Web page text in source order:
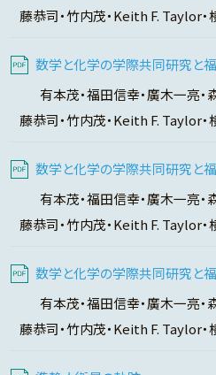
藤恭司・竹内茂・Keith F.
数学と化学の学際共同研究と
有本茂・福田信幸・廣木一亮・
藤恭司・竹内茂・Keith F.
数学と化学の学際共同研究と
有本茂・福田信幸・廣木一亮・
藤恭司・竹内茂・Keith F.
数学と化学の学際共同研究と
有本茂・福田信幸・廣木一亮・
藤恭司・竹内茂・Keith F.